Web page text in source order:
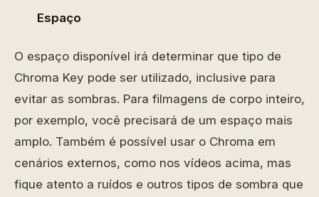
Espaço
O espaço disponível irá determinar que tipo de
Chroma Key pode ser utilizado, inclusive para
evitar as sombras. Para filmagens de corpo inteiro,
por exemplo, você precisará de um espaço mais
amplo. Também é possível usar o Chroma em
cenários externos, como nos vídeos acima, mas
fique atento a ruídos e outros tipos de sombra que